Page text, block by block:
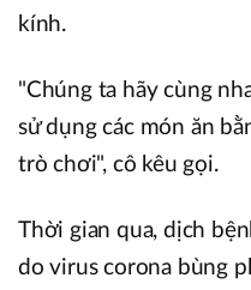
kính.
"Chúng ta hãy cùng
sử dụng các món ăn
trò chơi", cô kêu gọi.
Thời gian qua, dịch
do virus corona bùng